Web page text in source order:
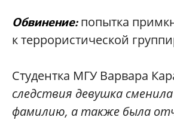
Обвинение:попытка
к террористической
Студентка МГУ Варвара
следствия девушка
фамилию, а также была